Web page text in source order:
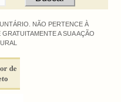
NÃO PERTENCE À
A SUA AÇÃO